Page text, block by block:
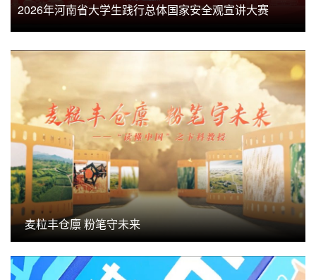
2026年河南省大学生践行总体国家安全观宣讲大赛
麦粒丰仓廪 粉笔守未来